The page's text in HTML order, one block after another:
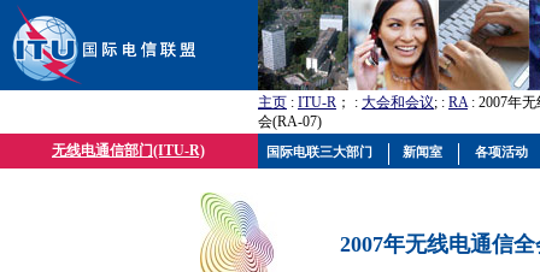
主页 : ITU-R ； : 大会和会议; : RA: 2007年
会(RA-07)
无线电通信部门(ITU-R)
2007年无线电通信
国际电联三大部门 新闻室 各项活动